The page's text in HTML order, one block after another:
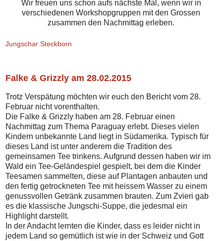
Wir freuen uns schon aufs nächste Mal, wenn wir in
verschiedenen Workshopgruppen mit den Grossen
zusammen den Nachmittag erleben.
Jungschar Steckborn
Falke & Grizzly am 28.02.2015
Trotz Verspätung möchten wir euch den Bericht vom 28.
Februar nicht vorenthalten.
Die Falke & Grizzly haben am 28. Februar einen
Nachmittag zum Thema Paraguay erlebt. Dieses vielen
Kindern unbekannte Land liegt in Südamerika. Typisch für
dieses Land ist unter anderem die Tradition des
gemeinsamen Tee trinkens. Aufgrund dessen haben wir im
Wald ein Tee-Geländespiel gespielt, bei dem die Kinder
Teesamen sammelten, diese auf Plantagen anbauten und
den fertig getrockneten Tee mit heissem Wasser zu einem
genussvollen Getränk zusammen brauten. Zum Zvieri gab
es die klassische Jungschi-Suppe, die jedesmal ein
Highlight darstellt.
In der Andacht lernten die Kinder, dass es leider nicht in
jedem Land so gemütlich ist wie in der Schweiz und Gott